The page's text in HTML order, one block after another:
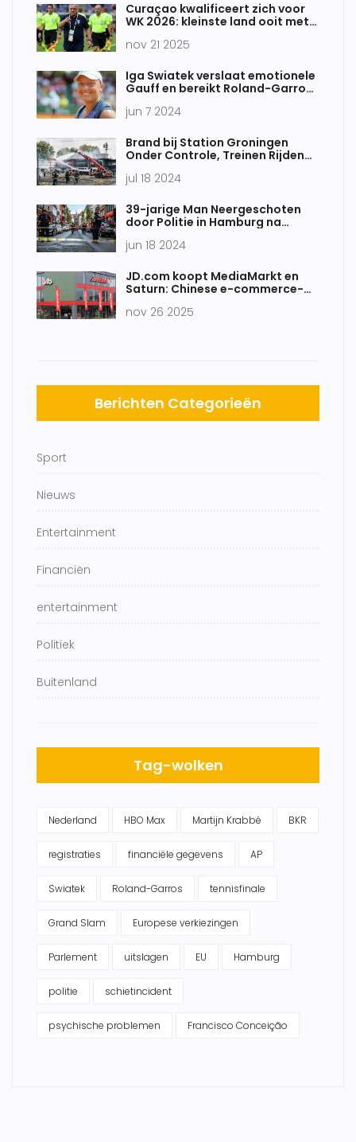
Curaçao kwalificeert zich voor
WK 2026: kleinste land ooit met
nov 21 2025
Iga Swiatek verslaat emotionele
Gauff en bereikt Roland-Garros
jun 7 2024
Brand bij Station Groningen
Onder Controle, Treinen Rijden
jul 18 2024
39-jarige Man Neergeschoten
door Politie in Hamburg na
Voorwerp
jun 18 2024
JD.com koopt MediaMarkt en
Saturn: Chinese e-commerce-
elektronica-retailer over
nov 26 2025
Berichten Categorieën
Sport
Nieuws
Entertainment
Financiën
entertainment
Politiek
Buitenland
Tag-wolken
Nederland HBO Max Martijn Krabbé BKR
registraties financiële gegevens AP
Swiatek Roland-Garros tennisfinale
Grand Slam Europese verkiezingen
Parlement uitslagen EU Hamburg
politie schietincident
psychische problemen Francisco Conceição